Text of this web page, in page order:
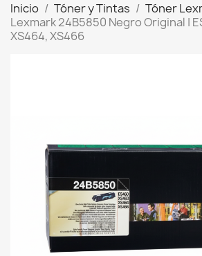
Inicio Tóner y Tintas Tóner
Lexmark 24B5850 Negro Original |
XS464, XS466